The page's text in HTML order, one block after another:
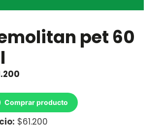
pet 60
Comprar producto
$61.200